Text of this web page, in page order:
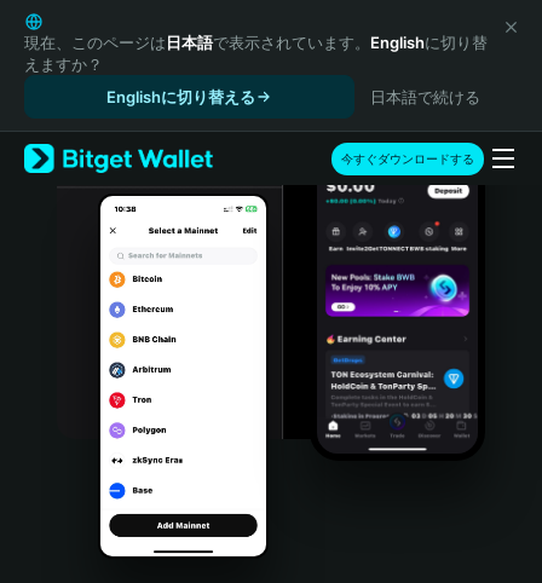
English
日本語
Tiếng Việt
Español (Latinoamérica)
Türkçe
Italiano
Português (Portugal)
Bahasa Indonesia
Português (Brasil)
Español (Argentina)
現在、このページは日本語で表示されています。 Englishに切り替
えますか？
Englishに切り替える
日本語で続ける
今すぐダウンロードする